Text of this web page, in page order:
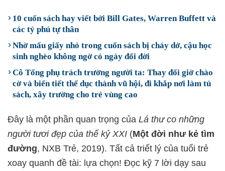
10 cuốn sách hay viết bởi Bill Gates, Warren Buffett và
các tỷ phú tự thân
Nhờ mẩu giấy nhỏ trong cuốn sách bị cháy dở, cậu học
sinh nghèo không ngờ có ngày đổi đời
Cô Tổng phụ trách trường người ta: Thay đổi giờ chào
cờ và biến tiết thể dục thành vũ hội, đi khắp nơi làm tủ
sách, xây trường cho trẻ vùng cao
Đây là một phần quan trọng của Lá thư co những
người tươi đẹp của thế kỷ XXI (Một đời như kẻ tìm
đường, NXB Trẻ, 2019). Tất cả triết lý của tuổi trẻ
xoay quanh đề tài: lựa chọn! Đọc kỹ 7 lời dạy sau